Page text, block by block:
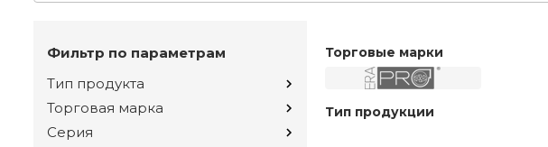
Фильтр по параметрам
Тип продукта
Торговая марка
Серия
Торговые марки
Тип продукции